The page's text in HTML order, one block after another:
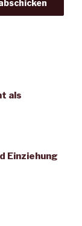
als
Einziehung